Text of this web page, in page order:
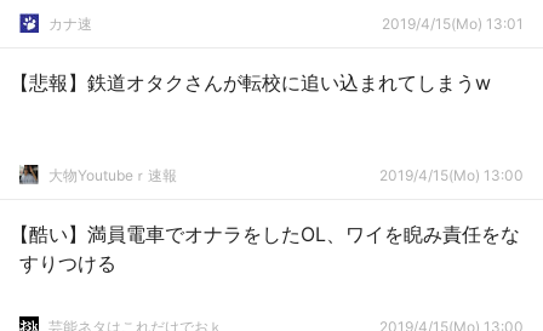
カナ速 2019/4/15(Mo) 13:01
【悲報】鉄道オタクさんが転校に追い込まれてしまうw
大物Youtubeｒ速報 2019/4/15(Mo) 13:00
【酷い】満員電車でオナラをしたOL、ワイを睨み責任をな
すりつける
芸能ネタはこれだけでおｋ 2019/4/15(Mo) 13:00